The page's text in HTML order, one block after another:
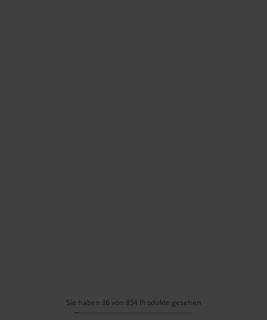
Sie haben 36 von 854 Produkte gesehen